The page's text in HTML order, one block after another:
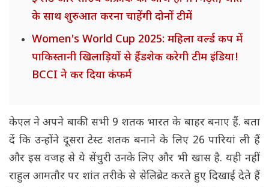
के साथ शुरुआत करना चाहेंगी दोनों टीमें
Women's World Cup 2025: महिला वर्ल्ड कप में
पाकिस्तानी खिलाड़ियों से हैंडशेक करेगी टीम इंडिया!
BCCI ने कर दिया कंफर्म
केएल ने अपने बाकी सभी 9 शतक भारत के बाहर बनाए हैं. बता
दें कि उन्होंने दूसरा टेस्ट शतक बनाने के लिए 26 पारियां ली हैं
और इस वजह से ये सेंचुरी उनके लिए और भी खास है. यही नहीं
राहुल आमतौर पर शांत तरीके से सेलिब्रेट करते हुए दिखाई देते हैं